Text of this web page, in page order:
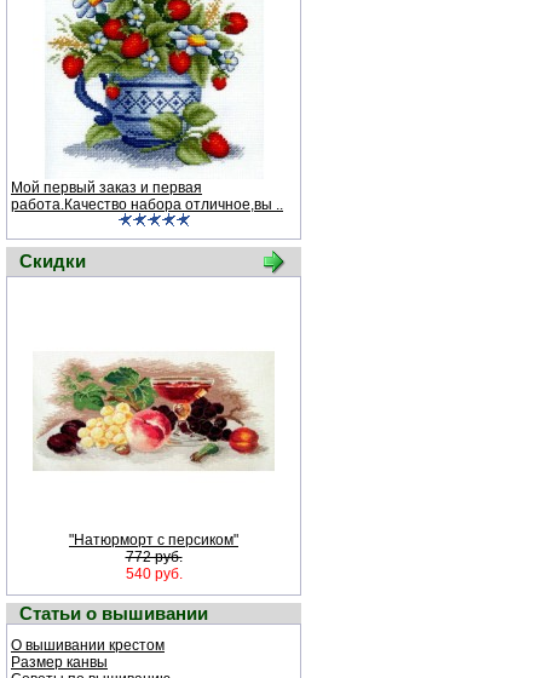
Мой первый заказ и первая
работа.Качество набора отличное,вы ..
Скидки
"Натюрморт с персиком"
772 руб.
540 руб.
Статьи о вышивании
О вышивании крестом
Размер канвы